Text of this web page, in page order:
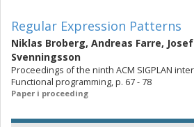
Regular Expression Patterns
Niklas Broberg, Andreas Farre, Josef
Svenningsson
Proceedings of the ninth ACM SIGPLAN
Functional programming, p. 67 - 78
Paper i proceeding